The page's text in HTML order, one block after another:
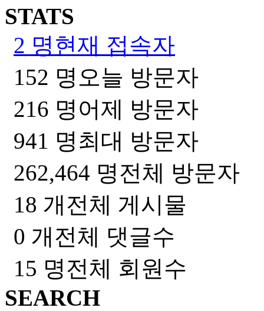
STATS
2 명현재 접속자
152 명오늘 방문자
216 명어제 방문자
941 명최대 방문자
262,464 명전체 방문자
18 개전체 게시물
0 개전체 댓글수
15 명전체 회원수
SEARCH